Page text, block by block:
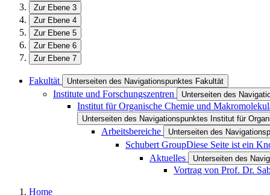
Zur Ebene 3
Zur Ebene 4
Zur Ebene 5
Zur Ebene 6
Zur Ebene 7
Fakultät Unterseiten des Navigationspunktes Fakultät
Institute und Forschungszentren Unterseiten des
Institut für Organische Chemie und
Unterseiten des Navigationspunktes Institut für
Arbeitsbereiche Unterseiten des
Schubert GroupDiese Seite ist ein
Aktuelles
Unterseiten des
Vortrag von Prof. Dr.
Home